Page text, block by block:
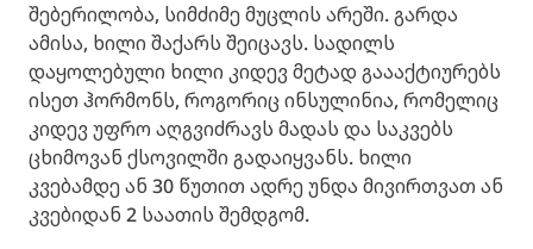
შებერილობა, სიმძიმე მუცლის არეში. გარდა
ამისა, ხილი შაქარს შეიცავს. სადილს
დაყოლებული ხილი კიდევ მეტად გაააქტიურებს
ისეთ ჰორმონს, როგორიც ინსულინია, რომელიც
კიდევ უფრო აღგვიძრავს მადას და საკვებს
ცხიმოვან ქსოვილში გადაიყვანს. ხილი
კვებამდე ან 30 წუთით ადრე უნდა მივირთვათ ან
კვებიდან 2 საათის შემდგომ.